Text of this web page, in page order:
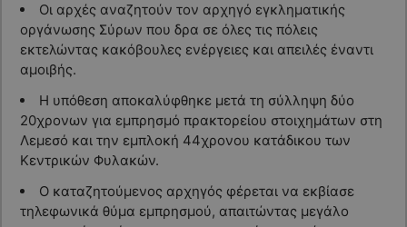
Οι αρχές αναζητούν τον αρχηγό εγκληματικής
οργάνωσης Σύρων που δρα σε όλες τις πόλεις
εκτελώντας κακόβουλες ενέργειες και απειλές έναντι
αμοιβής.
Η υπόθεση αποκαλύφθηκε μετά τη σύλληψη δύο
20χρονων για εμπρησμό πρακτορείου στοιχημάτων στη
Λεμεσό και την εμπλοκή 44χρονου κατάδικου των
Κεντρικών Φυλακών.
Ο καταζητούμενος αρχηγός φέρεται να εκβίασε
τηλεφωνικά θύμα εμπρησμού, απαιτώντας μεγάλο